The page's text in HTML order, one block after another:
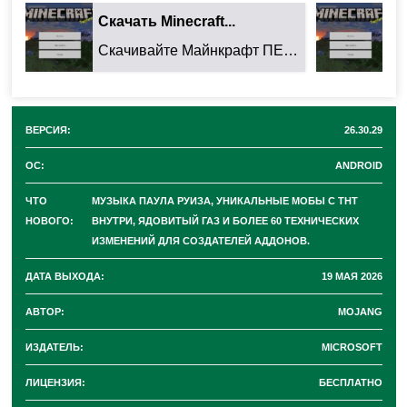
разбор новинок, изменений и исправлений.
Музыкальное обновление
от Паула Руиза в Minecraft
PE 26.30.28
добавили в игру новые композиции,
которые написал Паул Руиз. Чтобы найти их в мире,
вам придется потрудиться. Например,
пластинка
вагонетках с сундуком внутри заброшенных шахт
Серных пещер
добавили
Скачать Minecraft...
Скачивайте Майнкрафт ПЕ 26.32.02 для Android: ...
ВЕРСИЯ: 26.30.29
ОС: ANDROID
ЧТО
НОВОГО:
МУЗЫКА ПАУЛА РУИЗА, УНИКАЛЬНЫЕ МОБЫ С ТНТ
ВНУТРИ, ЯДОВИТЫЙ ГАЗ И БОЛЕЕ 60 ТЕХНИЧЕСКИХ
ИЗМЕНЕНИЙ ДЛЯ СОЗДАТЕЛЕЙ АДДОНОВ.
ДАТА ВЫХОДА: 19 МАЯ 2026
АВТОР: MOJANG
ИЗДАТЕЛЬ: MICROSOFT
ЛИЦЕНЗИЯ: БЕСПЛАТНО